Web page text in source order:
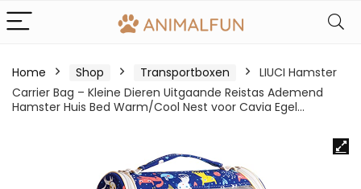
Home Shop Transportboxen
LIUCI Hamster
Carrier Bag – Kleine Dieren Uitgaande Reistas Ademend
Hamster Huis Bed Warm/Cool Nest voor Cavia Egel…